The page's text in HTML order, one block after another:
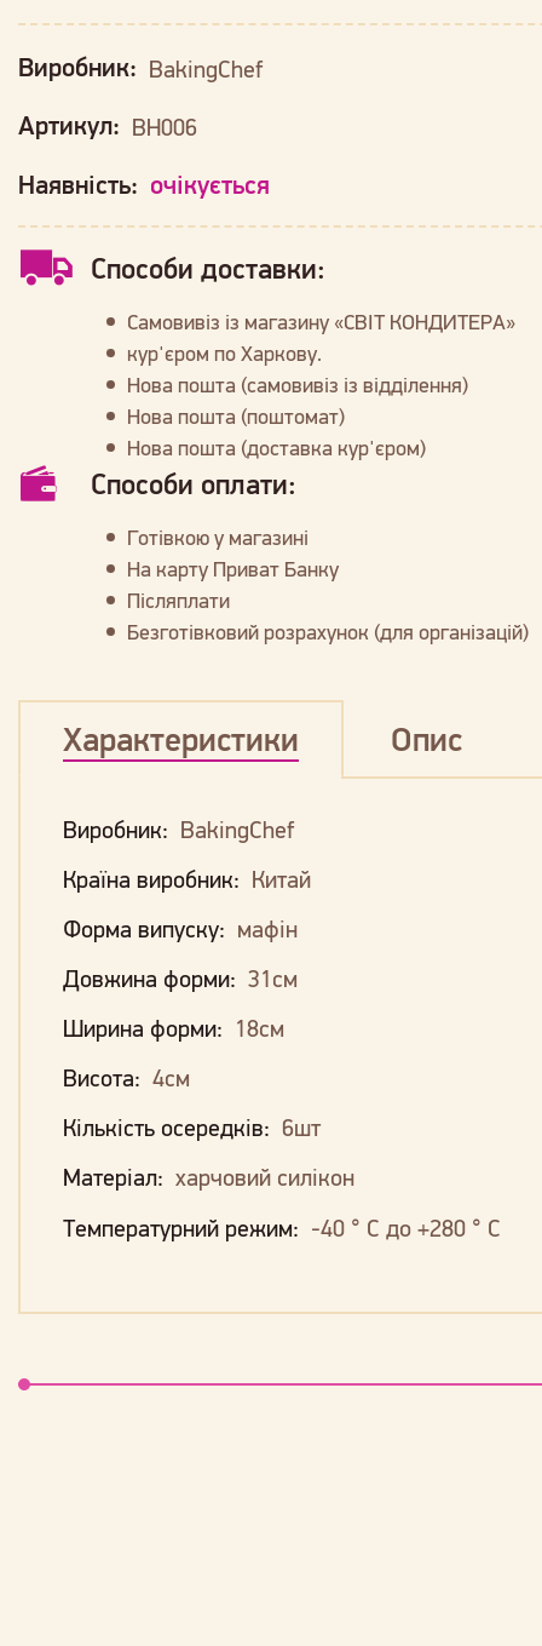
Виробник: BakingChef
Артикул: BH006
Наявність: очікується
Способи доставки:
Самовивіз із магазину «СВІТ КОНДИТЕРА»
кур'єром по Харкову.
Нова пошта (самовивіз із відділення)
Нова пошта (поштомат)
Нова пошта (доставка кур'єром)
Способи оплати:
Готівкою у магазині
На карту Приват Банку
Післяплати
Безготівковий розрахунок (для організацій)
Характеристики Опис
Виробник: BakingChef
Країна виробник: Китай
Форма випуску: мафін
Довжина форми: 31см
Ширина форми: 18см
Висота: 4см
Кількість осередків: 6шт
Матеріал: харчовий силікон
Температурний режим: -40 ° С до +280 ° С